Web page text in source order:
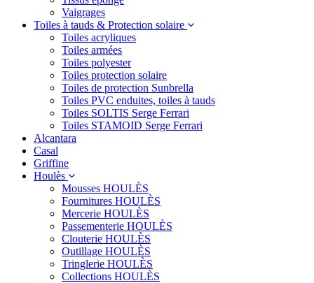
Vaigrages
Toiles à tauds & Protection solaire
Toiles acryliques
Toiles armées
Toiles polyester
Toiles protection solaire
Toiles de protection Sunbrella
Toiles PVC enduites, toiles à tauds
Toiles SOLTIS Serge Ferrari
Toiles STAMOID Serge Ferrari
Alcantara
Casal
Griffine
Houlès
Mousses HOULÈS
Fournitures HOULÈS
Mercerie HOULÈS
Passementerie HOULÈS
Clouterie HOULÈS
Outillage HOULÈS
Tringlerie HOULÈS
Collections HOULÈS